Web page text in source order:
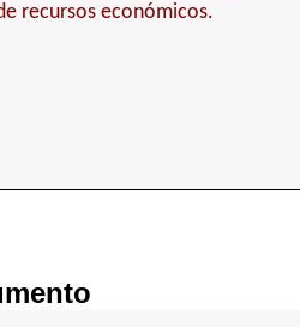
recursos económicos.